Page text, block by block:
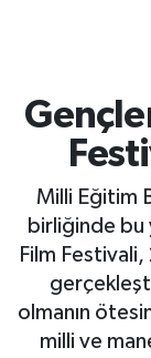
Milli Eğitim
birliğinde bu
Film
olmanın
milli ve